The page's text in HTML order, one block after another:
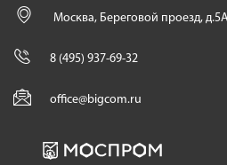
Москва, Береговой проезд,
8 (495) 937-69-32
office@bigcom.ru